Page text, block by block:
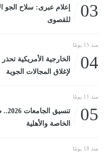
03
إعلام عبرى: سلاح الجو
للقصوى
منذ 15 يومًا
04
الخارجية الأمريكية
لإغلاق المجالات الجوية
منذ 11 يومًا
05
الخاصة والأهلية
منذ 18 يومًا